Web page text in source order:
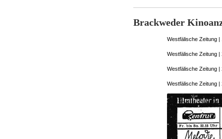
Brackweder
Westfälische Zeitung |
Westfälische Zeitung |
Westfälische Zeitung |
Westfälische Zeitung |